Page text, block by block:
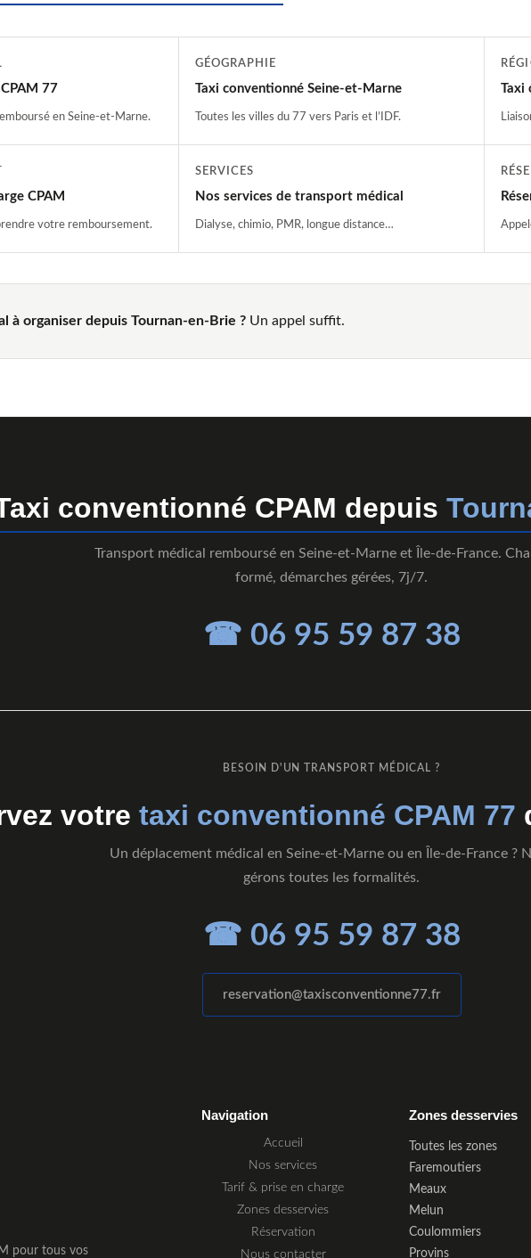
77
en Seine-et-Marne.
GÉOGRAPHIE
Taxi conventionné Seine-et-Marne
Toutes les villes du 77 vers Paris et l’IDF.
Taxi
CPAM
votre remboursement.
SERVICES
Nos services de transport médical
Dialyse, chimio, PMR, longue distance…
à organiser depuis Tournan-en-Brie ? Un appel suffit.
conventionné CPAM depuis
Transport médical remboursé en Seine-et-Marne et Île-de-France.
formé, démarches gérées, 7j/7.
☎ 06 95 59 87 38
BESOIN D'UN TRANSPORT MÉDICAL ?
votre taxi conventionné CPAM 77
Un déplacement médical en Seine-et-Marne ou en Île-de-France ?
gérons toutes les formalités.
☎ 06 95 59 87 38
reservation@taxisconventionne77.fr
pour tous vos
Navigation
Accueil
Nos services
Tarif & prise en charge
Zones desservies
Réservation
Nous contacter
Zones desservies
Toutes les zones
Faremoutiers
Meaux
Melun
Coulommiers
Provins